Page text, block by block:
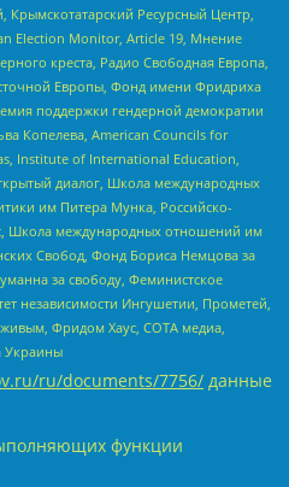
Ресурсный Центр,
Election Monitor, Article 19, Мнение
креста, Радио Свободная Европа,
Европы, Фонд имени Фридриха
поддержки гендерной демократии
Копелева, American Councils for
Institute of International Education,
диалог, Школа международных
им Питера Мунка, Российско-
Школа международных отношений им
Свобод, Фонд Бориса Немцова за
за свободу, Феминистское
независимости Ингушетии, Прометей,
Фридом Хаус, СОТА медиа,
Украины
ru/documents/7756/ данные
функции